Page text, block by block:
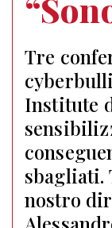
Tre
Institute
sbagliati.
nostro